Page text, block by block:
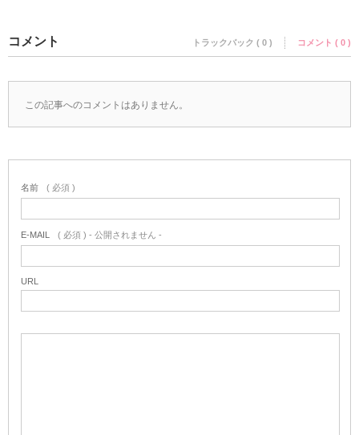
コメント トラックバック ( 0 ) コメント ( 0 )
この記事へのコメントはありません。
名前 ( 必須 )
E-MAIL ( 必須 ) - 公開されません -
URL